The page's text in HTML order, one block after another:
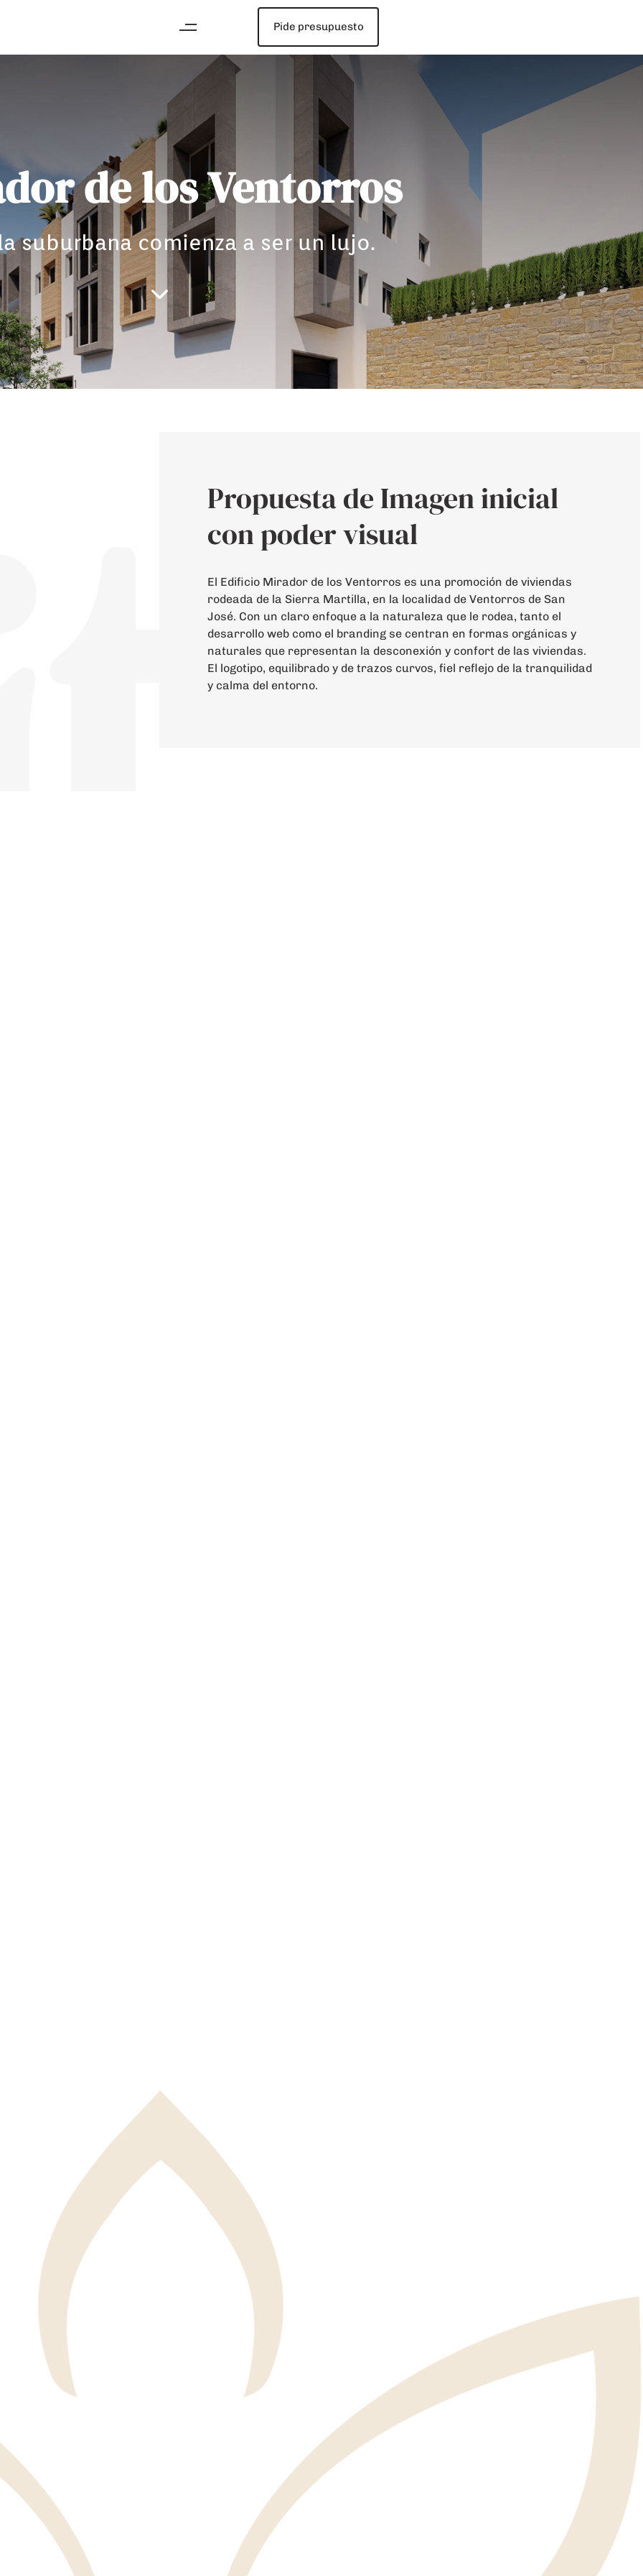
Pide presupuesto
de los Ventorros
suburbana comienza a ser un lujo.
Propuesta de Imagen inicial
con poder visual
El Edificio Mirador de los Ventorros es una promoción de viviendas
rodeada de la Sierra Martilla, en la localidad de Ventorros de San
José. Con un claro enfoque a la naturaleza que le rodea, tanto el
desarrollo web como el branding se centran en formas orgánicas y
naturales que representan la desconexión y confort de las viviendas.
El logotipo, equilibrado y de trazos curvos, fiel reflejo de la tranquilidad
y calma del entorno.